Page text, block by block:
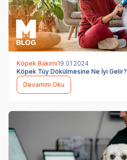
Köpek Bakımı19.01.2024
Köpek Tüy Dökülmesine Ne İyi Gelir?
Devamını Oku